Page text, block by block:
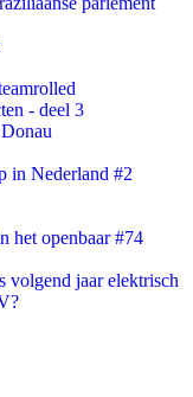
- deel 3
in Nederland #2
het openbaar #74
volgend jaar elektrisch